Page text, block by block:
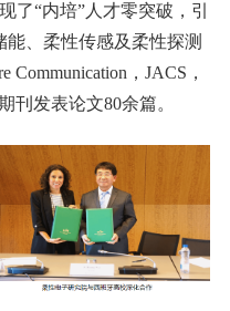
了“内培”人才零突破，引
、柔性传感及柔性探测
，JACS，
刊发表论文80余篇。